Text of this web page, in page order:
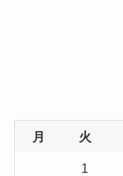
月 火
1